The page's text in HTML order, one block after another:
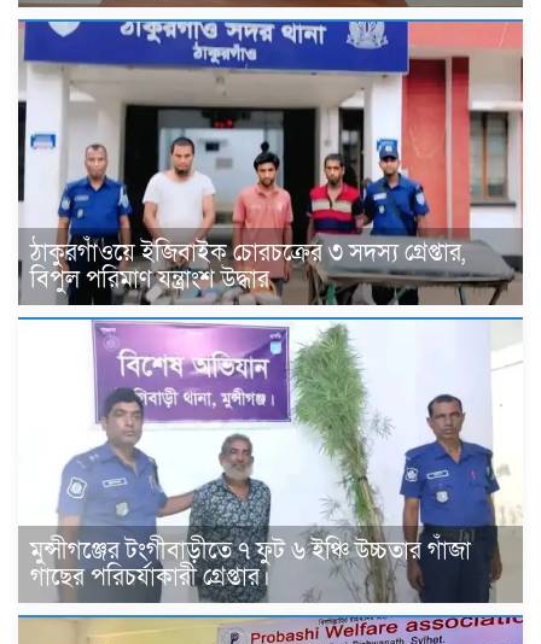
ঠাকুরগাঁওয়ে ইজিবাইক চোরচক্রের ৩ সদস্য গ্রেপ্তার,
বিপুল পরিমাণ যন্ত্রাংশ উদ্ধার ‎
মুন্সীগঞ্জের টংগীবাড়ীতে ৭ ফুট ৬ ইঞ্চি উচ্চতার গাঁজা
গাছের পরিচর্যাকারী গ্রেপ্তার।